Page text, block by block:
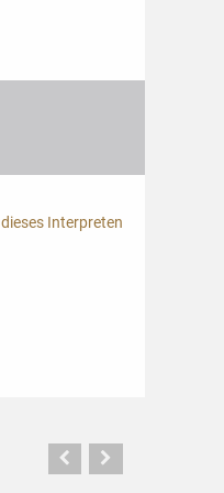
Interpreten
Vorherige
SeiteSeite